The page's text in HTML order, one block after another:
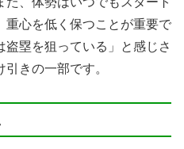
重心を低く保つことが重要で
塁を狙っている」と感じさ
きの一部です。